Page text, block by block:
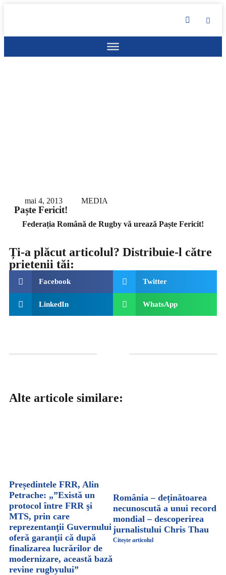
mai 4, 2013 MEDIA
Paște Fericit!
Federația Română de Rugby vă urează Paște Fericit!
Ți-a plăcut articolul? Distribuie-l către
prietenii tăi:
Facebook Twitter
LinkedIn WhatsApp
Alte articole similare:
Președintele FRR, Alin
Petrache: „”Există un
protocol între FRR şi
MTS, prin care
reprezentanţii Guvernului
oferă garanţii că după
finalizarea lucrărilor de
modernizare, această bază
revine rugbyului”
România – deținătoarea
necunoscută a unui record
mondial – descoperirea
jurnalistului Chris Thau
Citește articolul